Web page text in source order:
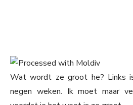
Wat wordt ze groot he? Links
negen weken. Ik moet maar